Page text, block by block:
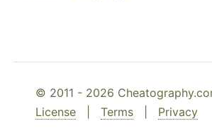
© 2011 - 2026
License
Terms Privacy